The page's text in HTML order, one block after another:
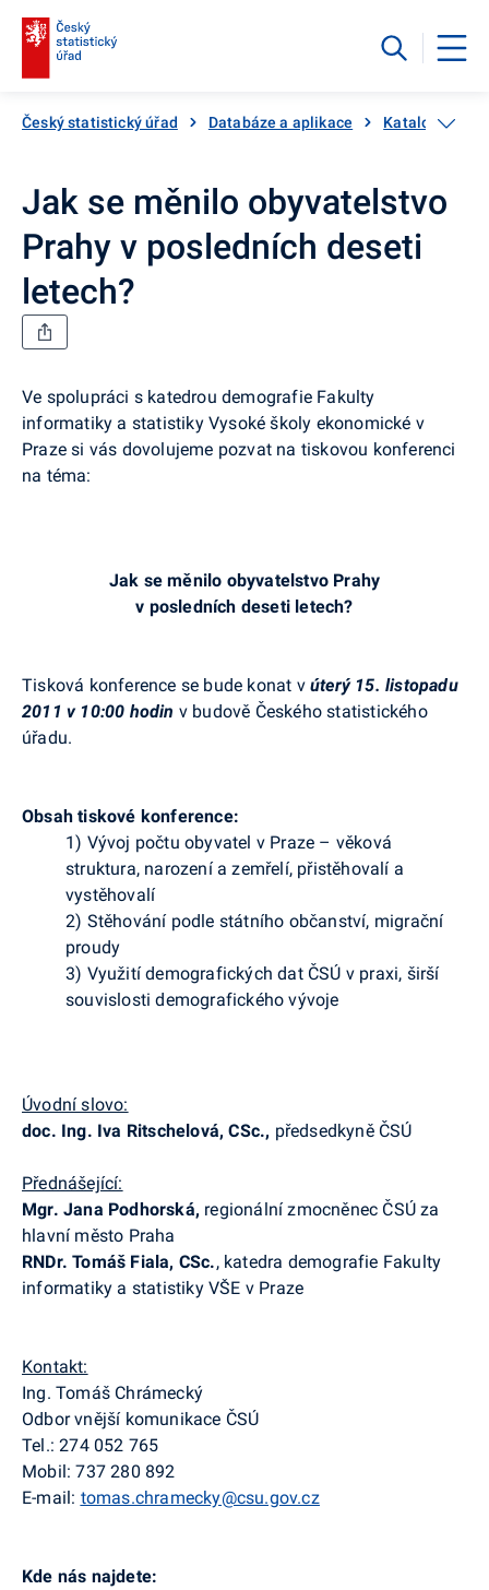
Český statistický úřad Databáze a aplikace Katalog
Jak se měnilo obyvatelstvo
Prahy v posledních deseti
letech?
Ve spolupráci s katedrou demografie Fakulty
informatiky a statistiky Vysoké školy ekonomické v
Praze si vás dovolujeme pozvat na tiskovou konferenci
na téma:
Jak se měnilo obyvatelstvo Prahy
v posledních deseti letech?
Tisková konference se bude konat v úterý 15. listopadu
2011 v 10:00 hodin v budově Českého statistického
úřadu.
Obsah tiskové konference:
1) Vývoj počtu obyvatel v Praze – věková
struktura, narození a zemřelí, přistěhovalí a
vystěhovalí
2) Stěhování podle státního občanství, migrační
proudy
3) Využití demografických dat ČSÚ v praxi, širší
souvislosti demografického vývoje
Úvodní slovo:
doc. Ing. Iva Ritschelová, CSc., předsedkyně ČSÚ
Přednášející:
Mgr. Jana Podhorská, regionální zmocněnec ČSÚ za
hlavní město Praha
RNDr. Tomáš Fiala, CSc., katedra demografie Fakulty
informatiky a statistiky VŠE v Praze
Kontakt:
Ing. Tomáš Chrámecký
Odbor vnější komunikace ČSÚ
Tel.: 274 052 765
Mobil: 737 280 892
E-mail: tomas.chramecky@csu.gov.cz
Kde nás najdete: